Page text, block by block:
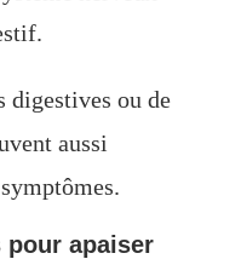
digestives ou de
aussi
apaiser